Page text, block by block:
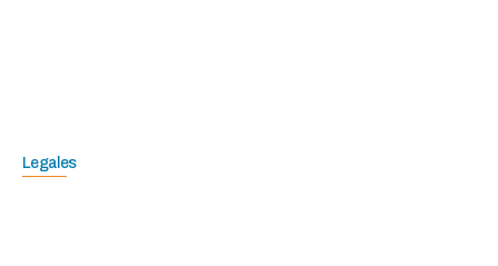
Legales